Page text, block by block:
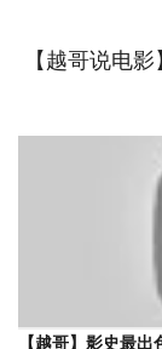
【越哥说电影
【越哥】影史最